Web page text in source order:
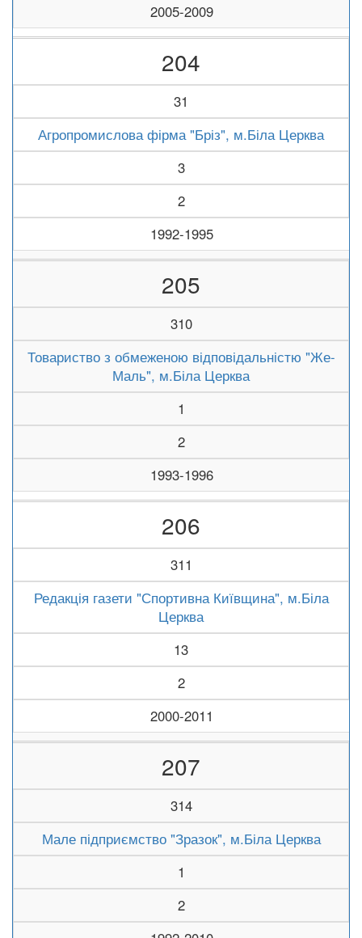
2005-2009
204
31
Агропромислова фірма "Бріз", м.Біла Церква
3
2
1992-1995
205
310
Товариство з обмеженою відповідальністю "Же-
Маль", м.Біла Церква
1
2
1993-1996
206
311
Редакція газети "Спортивна Київщина", м.Біла
Церква
13
2
2000-2011
207
314
Мале підприємство "Зразок", м.Біла Церква
1
2